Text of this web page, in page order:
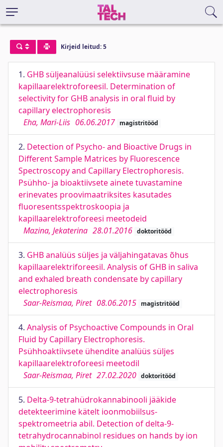
Kirjeid leitud: 5
1. GHB süljeanalüüsi selektiivsuse määramine
kapillaarelektroforeesil. Determination of
selectivity for GHB analysis in oral fluid by
capillary electrophoresis
Eha, Mari-Liis 06.06.2017 magistritööd
2. Detection of Psycho- and Bioactive Drugs in
Different Sample Matrices by Fluorescence
Spectroscopy and Capillary Electrophoresis.
Psühho- ja bioaktiivsete ainete tuvastamine
erinevates proovimaatriksites kasutades
fluoresentsspektroskoopia ja
kapillaarelektroforeesi meetodeid
Mazina, Jekaterina 28.01.2016 doktoritööd
3. GHB analüüs süljes ja väljahingatavas õhus
kapillaarelektriforeesil. Analysis of GHB in saliva
and exhaled breath condensate by capillary
electrophoresis
Saar-Reismaa, Piret 08.06.2015 magistritööd
4. Analysis of Psychoactive Compounds in Oral
Fluid by Capillary Electrophoresis.
Psühhoaktiivsete ühendite analüüs süljes
kapillaarelektroforeesi meetodil
Saar-Reismaa, Piret 27.02.2020 doktoritööd
5. Delta-9-tetrahüdrokannabinooli jääkide
detekteerimine kätelt ioonmobiilsus-
spektromeetria abil. Detection of delta-9-
tetrahydrocannabinol residues on hands by ion